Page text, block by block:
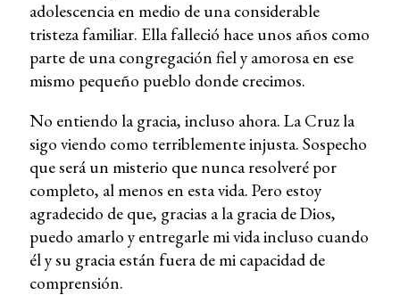
adolescencia en medio de una considerable
tristeza familiar. Ella falleció hace unos años como
parte de una congregación fiel y amorosa en ese
mismo pequeño pueblo donde crecimos.
No entiendo la gracia, incluso ahora. La Cruz la
sigo viendo como terriblemente injusta. Sospecho
que será un misterio que nunca resolveré por
completo, al menos en esta vida. Pero estoy
agradecido de que, gracias a la gracia de Dios,
puedo amarlo y entregarle mi vida incluso cuando
él y su gracia están fuera de mi capacidad de
comprensión.